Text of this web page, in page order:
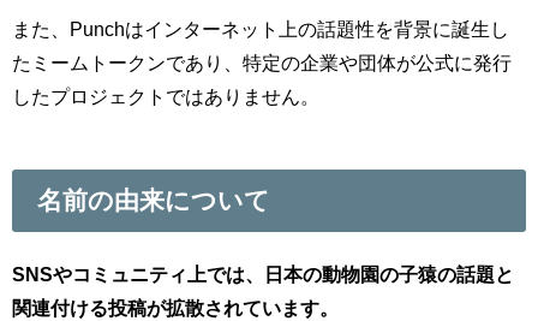
また、Punchはインターネット上の話題性を背景に誕生し
たミームトークンであり、特定の企業や団体が公式に発行
したプロジェクトではありません。
名前の由来について
SNSやコミュニティ上では、日本の動物園の子猿の話題と
関連付ける投稿が拡散されています。